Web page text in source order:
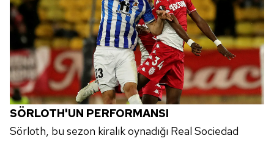
SÖRLOTH'UN PERFORMANSI
Sörloth, bu sezon kiralık oynadığı Real Sociedad